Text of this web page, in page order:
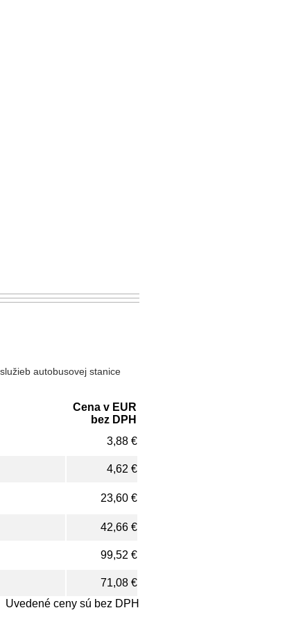
autobusovej stanice
Cena v EUR
bez DPH
3,88 €
4,62 €
23,60 €
42,66 €
99,52 €
71,08 €
Uvedené ceny sú bez DPH